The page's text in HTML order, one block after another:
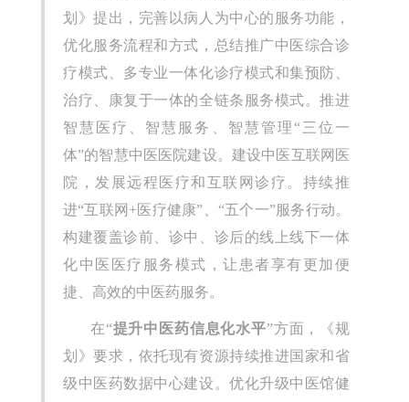
划》提出，完善以病人为中心的服务功能，
优化服务流程和方式，总结推广中医综合诊
疗模式、多专业一体化诊疗模式和集预防、
治疗、康复于一体的全链条服务模式。推进
智慧医疗、智慧服务、智慧管理“三位一
体”的智慧中医医院建设。建设中医互联网医
院，发展远程医疗和互联网诊疗。持续推
进“互联网+医疗健康”、“五个一”服务行动。
构建覆盖诊前、诊中、诊后的线上线下一体
化中医医疗服务模式，让患者享有更加便
捷、高效的中医药服务。
在“提升中医药信息化水平”方面，《规
划》要求，依托现有资源持续推进国家和省
级中医药数据中心建设。优化升级中医馆健